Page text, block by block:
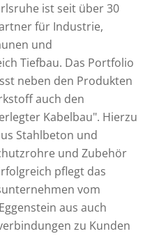
ist seit über 30
für Industrie,
und
Tiefbau. Das Portfolio
neben den Produkten
auch den
Kabelbau". Hierzu
Stahlbeton und
und Zubehör
pflegt das
vom
aus auch
zu Kunden